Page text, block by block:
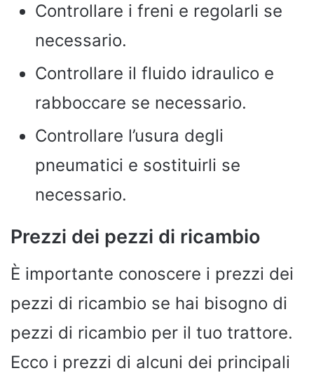
Controllare i freni e regolarli se
necessario.
Controllare il fluido idraulico e
rabboccare se necessario.
Controllare l’usura degli
pneumatici e sostituirli se
necessario.
Prezzi dei pezzi di ricambio
È importante conoscere i prezzi dei
pezzi di ricambio se hai bisogno di
pezzi di ricambio per il tuo trattore.
Ecco i prezzi di alcuni dei principali